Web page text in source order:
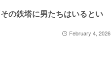
の鉄塔に男たちはいるとい
February 4, 2026